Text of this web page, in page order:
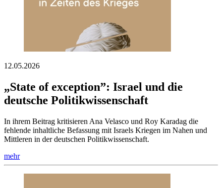
12.05.2026
„State of exception”: Israel und die
deutsche Politikwissenschaft
In ihrem Beitrag kritisieren Ana Velasco und Roy Karadag die
fehlende inhaltliche Befassung mit Israels Kriegen im Nahen und
Mittleren in der deutschen Politikwissenschaft.
mehr